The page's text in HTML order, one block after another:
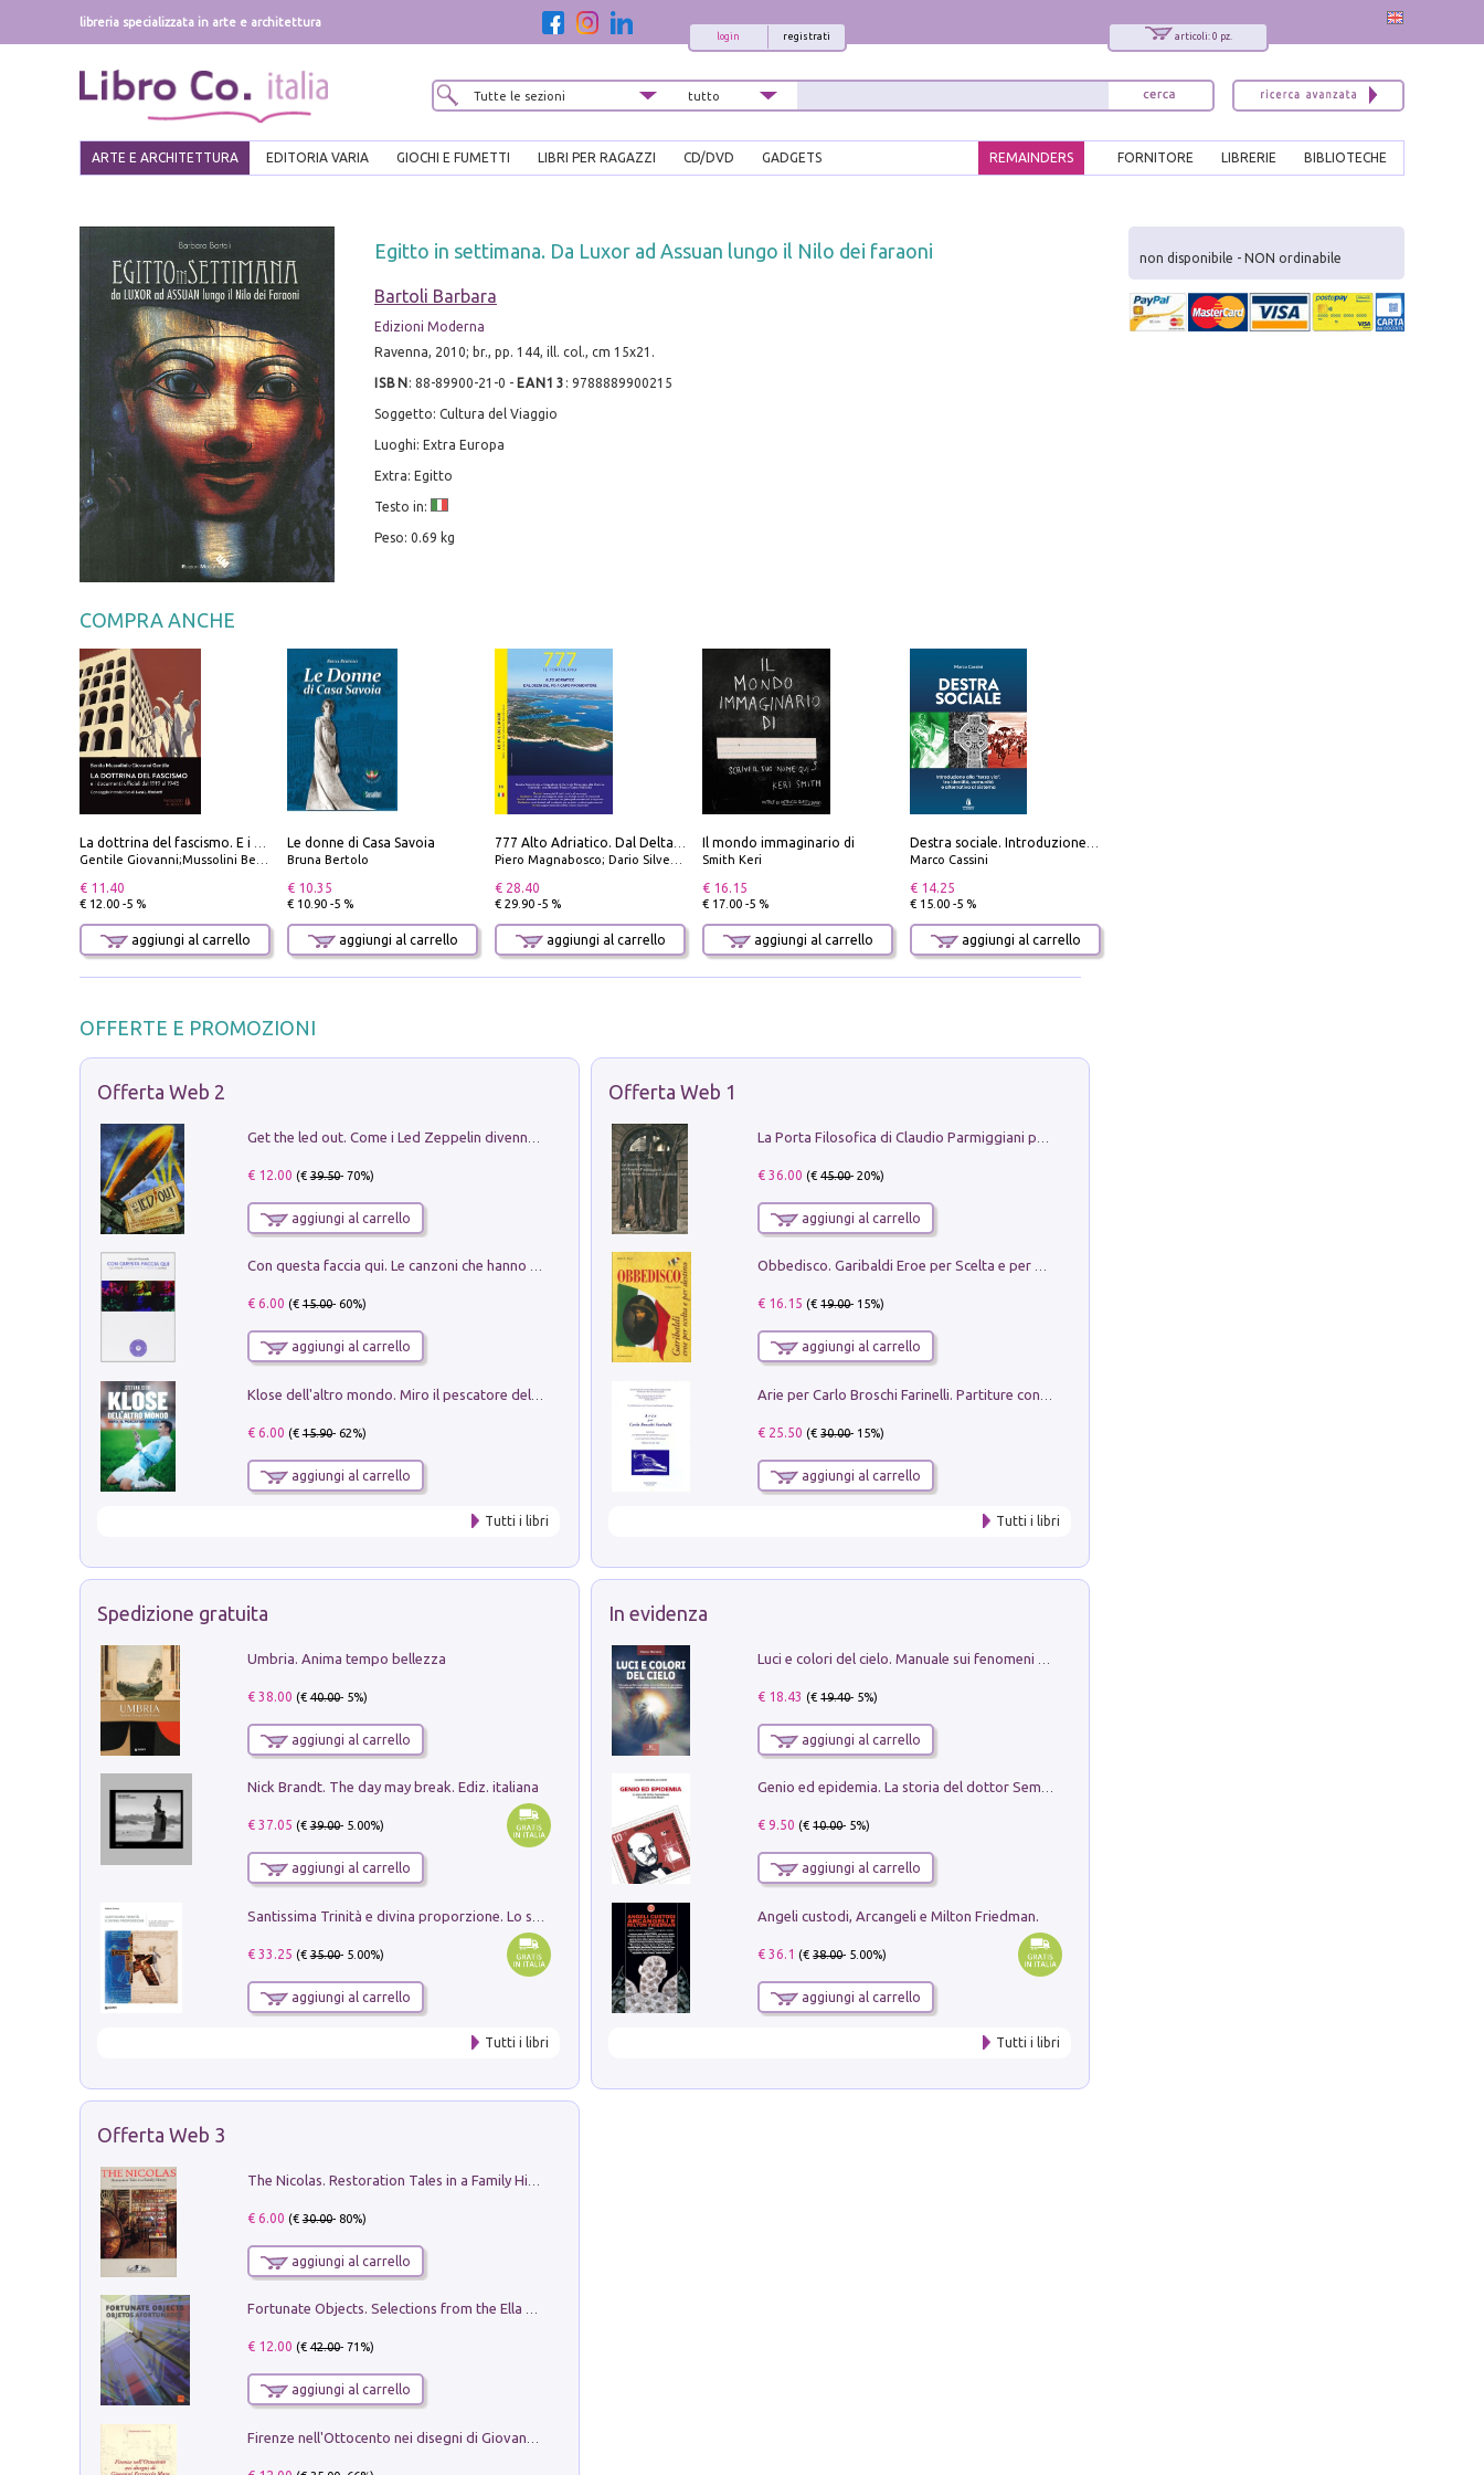
libreria specializzata in arte e architettura
articoli: 0 pz.
registrati
login
ARTE E ARCHITETTURA EDITORIA VARIA GIOCHI E FUMETTI LIBRI PER RAGAZZI CD/DVD GADGETS BIBLIOTECHE
LIBRERIE
FORNITORE
REMAINDERS
Egitto in settimana. Da Luxor ad Assuan lungo il Nilo dei faraoni
Bartoli Barbara
Edizioni Moderna
Ravenna, 2010; br., pp. 144, ill. col., cm 15x21.
ISBN : 88-89900-21-0 - EAN13 : 9788889900215
Soggetto: Cultura del Viaggio
Luoghi: Extra Europa
Extra: Egitto
Testo in:
Peso: 0.69 kg
COMPRA ANCHE
La dottrina del fascismo. E i documenti ufficiali dal 1919 al 1945
Gentile Giovanni;Mussolini Benito
€ 11.40
€ 12.00 -5 %
aggiungi al carrello
Le donne di Casa Savoia
Bruna Bertolo
€ 10.35
€ 10.90 -5 %
aggiungi al carrello
777 Alto Adriatico. Dal Delta del Po a Capo Promontore. Con QR Code
Piero Magnabosco; Dario Silvestro; Marco Sbrizzi
€ 28.40
€ 29.90 -5 %
aggiungi al carrello
Il mondo immaginario di
Smith Keri
€ 16.15
€ 17.00 -5 %
aggiungi al carrello
Destra sociale. Introduzione alla «terza via», tra identità, comunità e alternativa al sistema
Marco Cassini
€ 14.25
€ 15.00 -5 %
aggiungi al carrello
OFFERTE E PROMOZIONI
Offerta Web 2
€ 12.00 (€39.50- 70%)
aggiungi al carrello
Con questa faccia qui. Le canzoni che hanno fatto la storia di Ligabue
€ 6.00 (€15.00- 60%)
aggiungi al carrello
Klose dell'altro mondo. Miro il pescatore del goal
€ 6.00 (€15.90- 62%)
aggiungi al carrello
Tutti i libri
Offerta Web 1
€ 36.00 (€45.00- 20%)
aggiungi al carrello
Obbedisco. Garibaldi Eroe per Scelta e per Destino
€ 16.15 (€19.00- 15%)
aggiungi al carrello
€ 25.50 (€30.00- 15%)
aggiungi al carrello
Tutti i libri
Spedizione gratuita
Umbria. Anima tempo bellezza
€ 38.00 (€40.00- 5%)
aggiungi al carrello
Nick Brandt. The day may break. Ediz. italiana
€ 37.05 (€39.00- 5.00%)
aggiungi al carrello
€ 33.25 (€35.00- 5.00%)
aggiungi al carrello
Tutti i libri
In evidenza
€ 18.43 (€19.40- 5%)
aggiungi al carrello
Genio ed epidemia. La storia del dottor Semmelweis, il Salvatore delle Madri
€ 9.50 (€10.00- 5%)
aggiungi al carrello
Angeli custodi, Arcangeli e Milton Friedman.
€ 36.1 (€38.00- 5.00%)
aggiungi al carrello
Tutti i libri
Offerta Web 3
€ 6.00 (€30.00- 80%)
aggiungi al carrello
Fortunate Objects. Selections from the Ella Fontanals-Cisneros Collection. Objetos Afortunados. Selección de la Colección Ella Fontanals-Cisneros
€ 12.00 (€42.00- 71%)
aggiungi al carrello
non disponibile - NON ordinabile
x
Interessato ai nostri libri?
Allora iscriviti alla nostra newsletter!
Sarai informato delle nostre novità, potrai
comunque cancellarti quando desideri.